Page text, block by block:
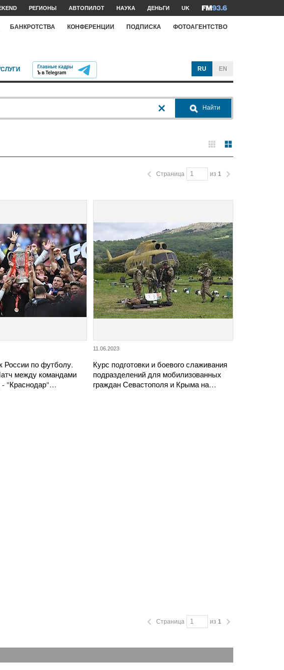
РЕГИОНЫ АВТОПИЛОТ НАУКА ДЕНЬГИ UK
БАНКРОТСТВА КОНФЕРЕНЦИИ ПОДПИСКА ФОТОАГЕНТСТВО
RU EN
Найти
Страница из 1
России по футболу.
между командами
"Краснодар"…
11.06.2023
Курс подготовки и боевого слаживания
подразделений для мобилизованных
граждан Севастополя и Крыма на…
Страница из 1